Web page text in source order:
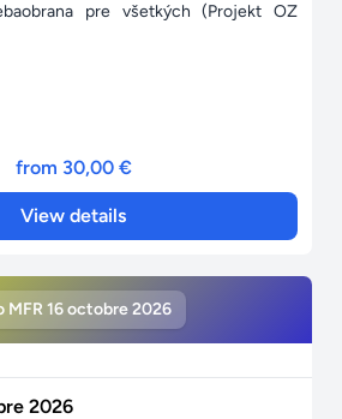
pre všetkých (Projekt OZ
from 30,00 €
View details
MFR 16 octobre 2026
2026